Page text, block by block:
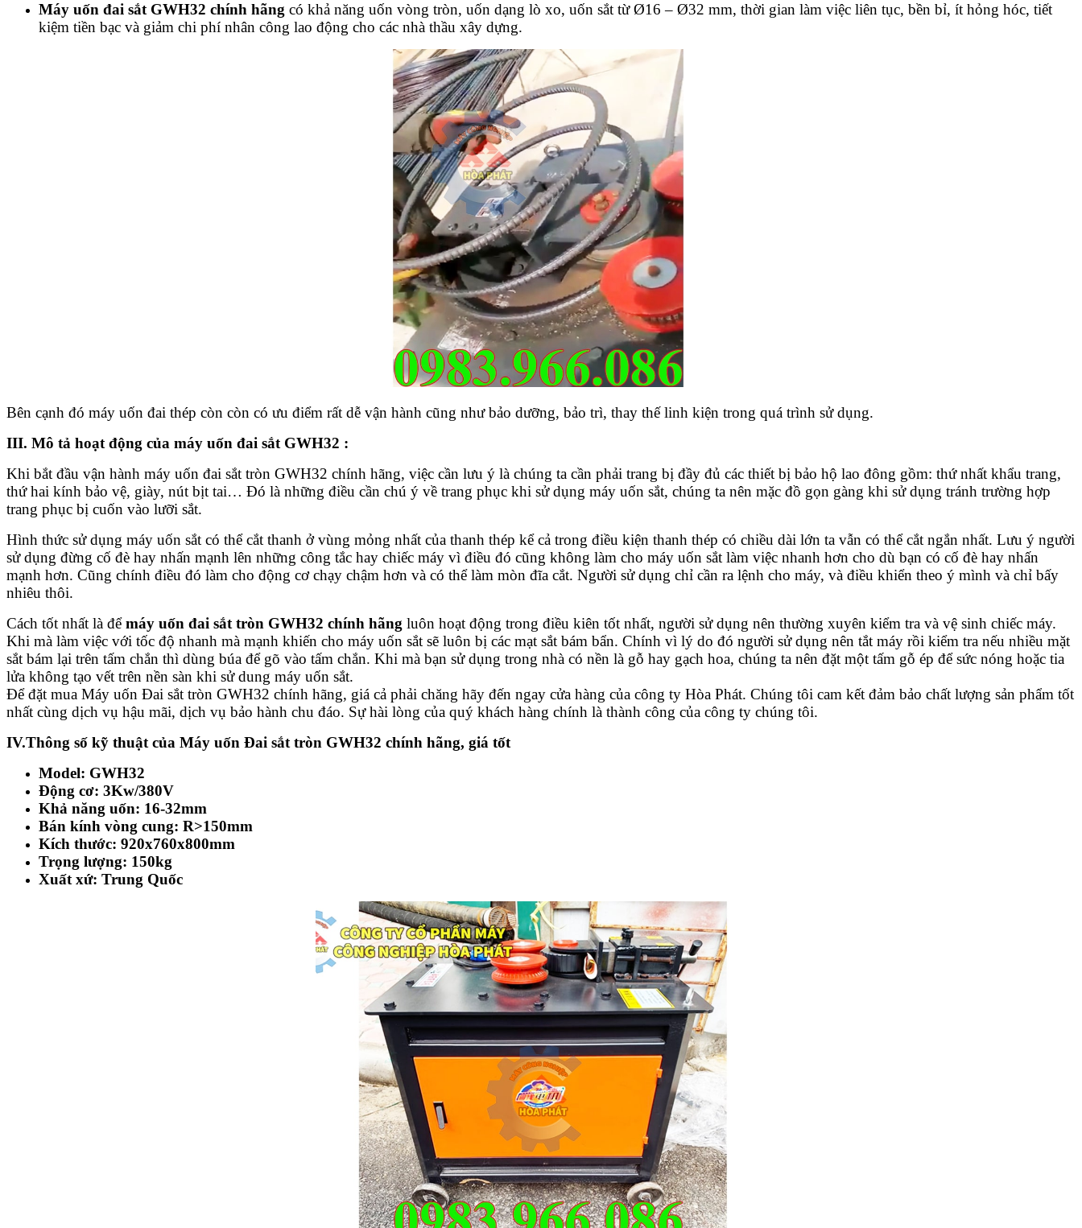
Máy uốn đai sắt GWH32 chính hãng có khả năng uốn vòng tròn, uốn dạng lò xo, uốn sắt từ Ø16 – Ø32 mm, thời gian làm việc liên tục, bền bỉ, ít hỏng hóc, tiết
kiệm tiền bạc và giảm chi phí nhân công lao động cho các nhà thầu xây dựng.
Bên cạnh đó máy uốn đai thép còn còn có ưu điểm rất dễ vận hành cũng như bảo dưỡng, bảo trì, thay thế linh kiện trong quá trình sử dụng.
III. Mô tả hoạt động của máy uốn đai sắt GWH32 :
Khi bắt đầu vận hành máy uốn đai sắt tròn GWH32 chính hãng, việc cần lưu ý là chúng ta cần phải trang bị đầy đủ các thiết bị bảo hộ lao đông gồm: thứ nhất khẩu trang,
thứ hai kính bảo vệ, giày, nút bịt tai… Đó là những điều cần chú ý về trang phục khi sử dụng máy uốn sắt, chúng ta nên mặc đồ gọn gàng khi sử dụng tránh trường hợp
trang phục bị cuốn vào lưỡi sắt.
Hình thức sử dụng máy uốn sắt có thể cắt thanh ở vùng mỏng nhất của thanh thép kể cả trong điều kiện thanh thép có chiều dài lớn ta vẫn có thể cắt ngắn nhất. Lưu ý người
sử dụng đừng cố đè hay nhấn mạnh lên những công tắc hay chiếc máy vì điều đó cũng không làm cho máy uốn sắt làm việc nhanh hơn cho dù bạn có cố đè hay nhấn
mạnh hơn. Cũng chính điều đó làm cho động cơ chạy chậm hơn và có thể làm mòn đĩa cắt. Người sử dụng chỉ cần ra lệnh cho máy, và điều khiển theo ý mình và chỉ bấy
nhiêu thôi.
Cách tốt nhất là đểmáy uốn đai sắt tròn GWH32 chính hãng luôn hoạt động trong điều kiên tốt nhất, người sử dụng nên thường xuyên kiểm tra và vệ sinh chiếc máy.
Khi mà làm việc với tốc độ nhanh mà mạnh khiến cho máy uốn sắt sẽ luôn bị các mạt sắt bám bẩn. Chính vì lý do đó người sử dụng nên tắt máy rồi kiểm tra nếu nhiều mặt
sắt bám lại trên tấm chắn thì dùng búa để gõ vào tấm chắn. Khi mà bạn sử dụng trong nhà có nền là gỗ hay gạch hoa, chúng ta nên đặt một tấm gỗ ép để sức nóng hoặc tia
lửa không tạo vết trên nền sàn khi sử dung máy uốn sắt.
Để đặt mua Máy uốn Đai sắt tròn GWH32 chính hãng, giá cả phải chăng hãy đến ngay cửa hàng của công ty Hòa Phát. Chúng tôi cam kết đảm bảo chất lượng sản phẩm tốt
nhất cùng dịch vụ hậu mãi, dịch vụ bảo hành chu đáo. Sự hài lòng của quý khách hàng chính là thành công của công ty chúng tôi.
IV.Thông số kỹ thuật của Máy uốn Đai sắt tròn GWH32 chính hãng, giá tốt
Model: GWH32
Động cơ: 3Kw/380V
Khả năng uốn: 16-32mm
Bán kính vòng cung: R>150mm
Kích thước: 920x760x800mm
Trọng lượng: 150kg
Xuất xứ: Trung Quốc